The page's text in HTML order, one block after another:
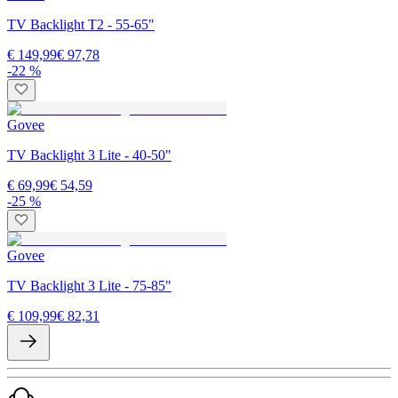
TV Backlight T2 - 55-65"
€ 149,99€ 97,78
-22 %
Govee
TV Backlight 3 Lite - 40-50"
€ 69,99€ 54,59
-25 %
Govee
TV Backlight 3 Lite - 75-85"
€ 109,99€ 82,31